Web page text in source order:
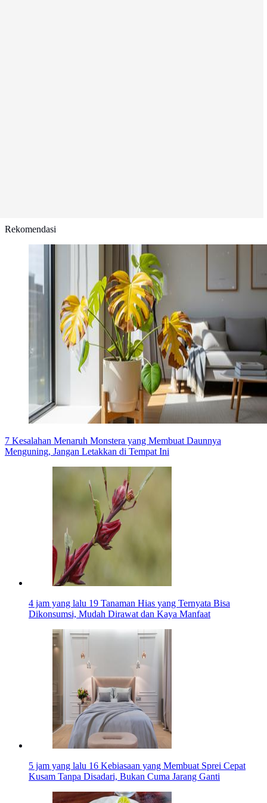
Rekomendasi
7 Kesalahan Menaruh Monstera yang Membuat Daunnya
Menguning, Jangan Letakkan di Tempat Ini
4 jam yang lalu 19 Tanaman Hias yang Ternyata Bisa
Dikonsumsi, Mudah Dirawat dan Kaya Manfaat
5 jam yang lalu 16 Kebiasaan yang Membuat Sprei Cepat
Kusam Tanpa Disadari, Bukan Cuma Jarang Ganti